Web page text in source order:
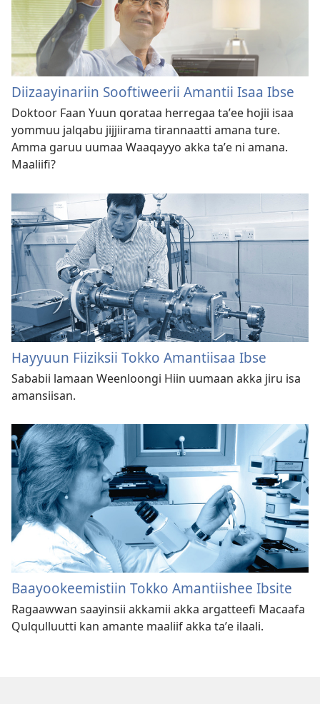
Diizaayinariin Sooftiweerii Amantii Isaa Ibse
Doktoor Faan Yuun qorataa herregaa taʼee hojii isaa
yommuu jalqabu jijjiirama tirannaatti amana ture.
Amma garuu uumaa Waaqayyo akka taʼe ni amana.
Maaliifi?
Hayyuun Fiiziksii Tokko Amantiisaa Ibse
Sababii lamaan Weenloongi Hiin uumaan akka jiru isa
amansiisan.
Baayookeemistiin Tokko Amantiishee Ibsite
Ragaawwan saayinsii akkamii akka argatteefi Macaafa
Qulqulluutti kan amante maaliif akka taʼe ilaali.